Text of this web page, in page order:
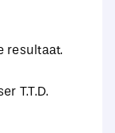
resultaat.
T.T.D.